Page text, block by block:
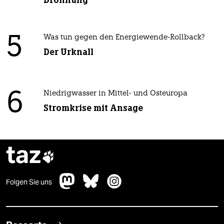
5 Was tun gegen den Energiewende-Rollback?
Der Urknall
6 Niedrigwasser in Mittel- und Osteuropa
Stromkrise mit Ansage
taz
Folgen Sie uns